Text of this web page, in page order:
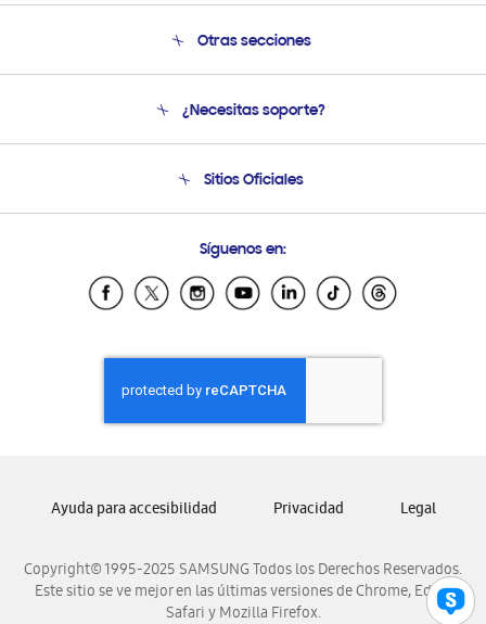
Otras secciones
Soporte
Condiciones de Compra
¿Necesitas soporte?
Soporte vía eMail
Sitios Oficiales
Samsung Ecuador
Samsung El Salvador
Samsung Honduras
Samsung Nicaragua
Samsung Panamá
Samsung Venezuela
Síguenos en:
Copyright© 1995-2025 SAMSUNG Todos los Derechos Reservados.
Este sitio se ve mejor en las últimas versiones de Chrome, Edge,
Safari y Mozilla Firefox.
Ayuda para accesibilidad Privacidad Legal